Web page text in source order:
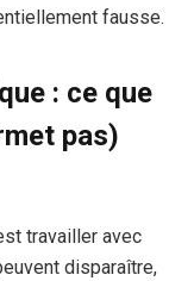
fausse.
: ce que
pas)
travailler avec
disparaître,